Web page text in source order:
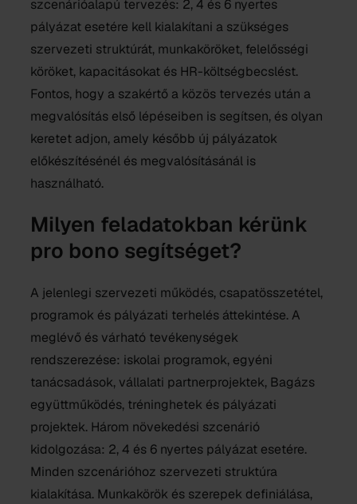
szcenárióalapú tervezés: 2, 4 és 6 nyertes
pályázat esetére kell kialakítani a szükséges
szervezeti struktúrát, munkaköröket, felelősségi
köröket, kapacitásokat és HR-költségbecslést.
Fontos, hogy a szakértő a közös tervezés után a
megvalósítás első lépéseiben is segítsen, és olyan
keretet adjon, amely később új pályázatok
előkészítésénél és megvalósításánál is
használható.
Milyen feladatokban kérünk
pro bono segítséget?
A jelenlegi szervezeti működés, csapatösszetétel,
programok és pályázati terhelés áttekintése. A
meglévő és várható tevékenységek
rendszerezése: iskolai programok, egyéni
tanácsadások, vállalati partnerprojektek, Bagázs
együttműködés, tréninghetek és pályázati
projektek. Három növekedési szcenárió
kidolgozása: 2, 4 és 6 nyertes pályázat esetére.
Minden szcenárióhoz szervezeti struktúra
kialakítása. Munkakörök és szerepek definiálása,